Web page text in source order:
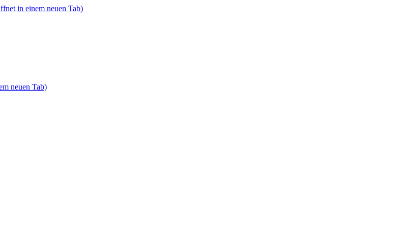
in einem neuen Tab)
neuen Tab)